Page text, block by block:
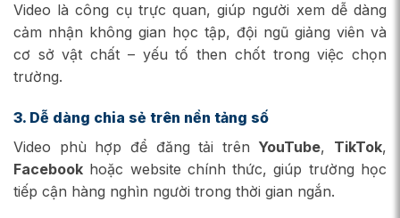
Video là công cụ trực quan, giúp người xem dễ dàng
cảm nhận không gian học tập, đội ngũ giảng viên và
cơ sở vật chất – yếu tố then chốt trong việc chọn
trường.
3. Dễ dàng chia sẻ trên nền tảng số
Video phù hợp để đăng tải trên YouTube, TikTok,
Facebook hoặc website chính thức, giúp trường học
tiếp cận hàng nghìn người trong thời gian ngắn.